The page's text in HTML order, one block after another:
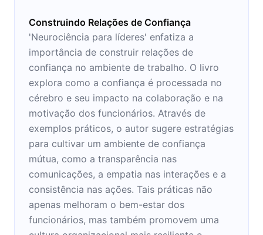
Construindo Relações de Confiança
'Neurociência para líderes' enfatiza a
importância de construir relações de
confiança no ambiente de trabalho. O livro
explora como a confiança é processada no
cérebro e seu impacto na colaboração e na
motivação dos funcionários. Através de
exemplos práticos, o autor sugere estratégias
para cultivar um ambiente de confiança
mútua, como a transparência nas
comunicações, a empatia nas interações e a
consistência nas ações. Tais práticas não
apenas melhoram o bem-estar dos
funcionários, mas também promovem uma